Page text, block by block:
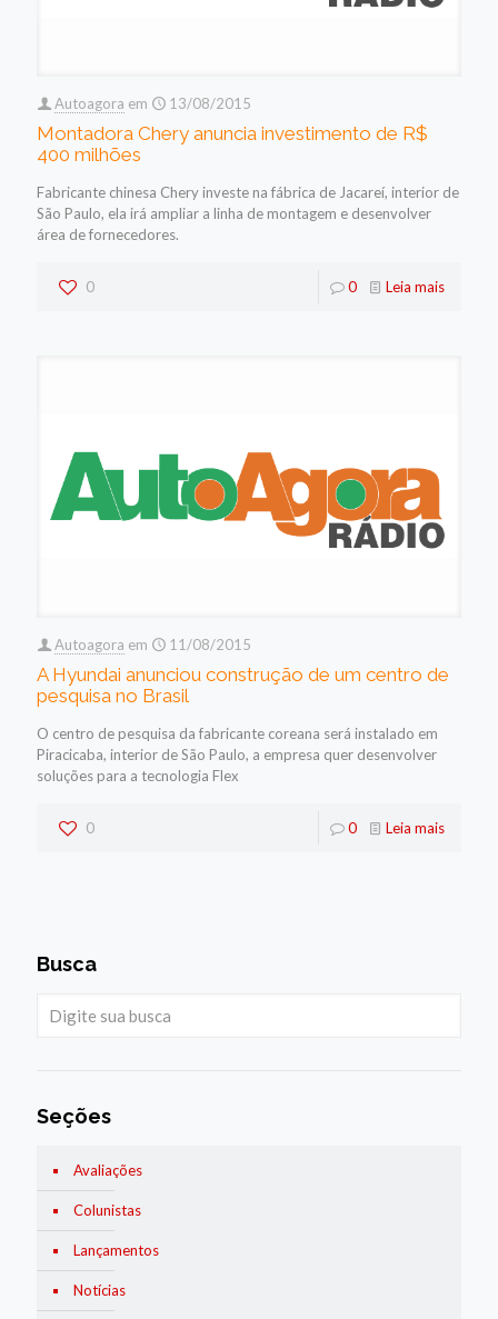
Autoagora em 13/08/2015
Montadora Chery anuncia investimento de R$
400 milhões
Fabricante chinesa Chery investe na fábrica de Jacareí, interior de
São Paulo, ela irá ampliar a linha de montagem e desenvolver
área de fornecedores.
0 0 Leia mais
Autoagora em 11/08/2015
A Hyundai anunciou construção de um centro de
pesquisa no Brasil
O centro de pesquisa da fabricante coreana será instalado em
Piracicaba, interior de São Paulo, a empresa quer desenvolver
soluções para a tecnologia Flex
0 0 Leia mais
Busca
Seções
Avaliações
Colunistas
Lançamentos
Notícias